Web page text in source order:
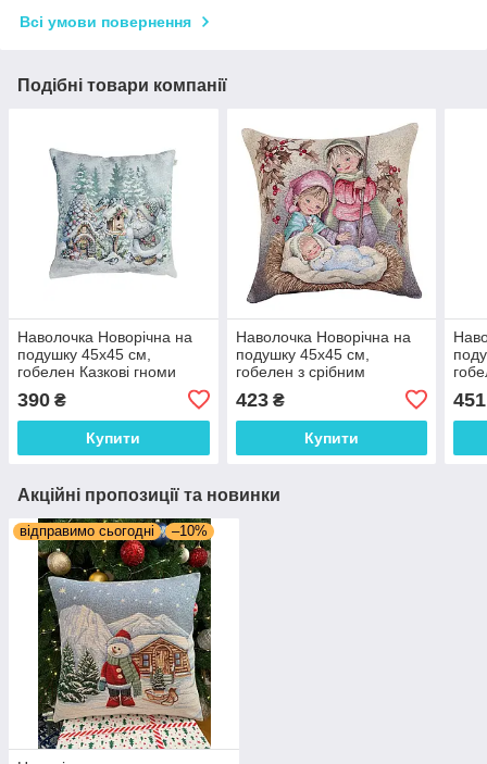
Всі умови повернення
Подібні товари компанії
Наволочка Новорічна на
подушку 45х45 см,
гобелен Казкові гноми
390 ₴
Купити
Наволочка Новорічна на
подушку 45х45 см,
гобелен з срібним
423₴
Купити
451
Акційні пропозиції та новинки
відправимо сьогодні –10%